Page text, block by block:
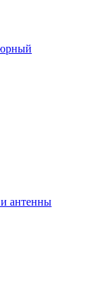
антенны